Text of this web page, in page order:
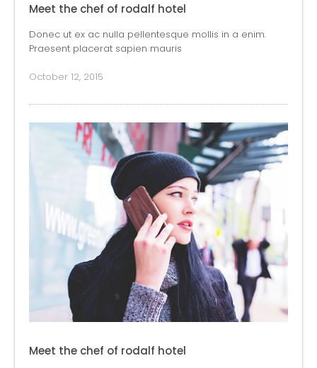
Meet the chef of rodalf hotel
Donec ut ex ac nulla pellentesque mollis in a enim.
Praesent placerat sapien mauris
October 12, 2015
Meet the chef of rodalf hotel